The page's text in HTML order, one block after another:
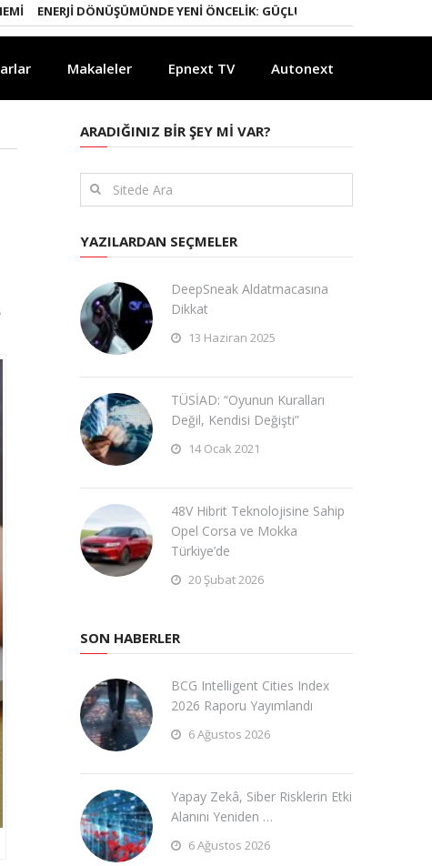
DÖNÜŞÜMÜNDE YENI ÖNCELIK: GÜÇLÜ ELEKTRIK ŞEBEKELERI
Makaleler Epnext TV Autonext
ARADIĞINIZ BIR ŞEY MI VAR?
YAZILARDAN SEÇMELER
DeepSneak Aldatmacasına
Dikkat
13 Haziran 2025
TÜSİAD: “Oyunun Kuralları
Değil, Kendisi Değişti”
14 Ocak 2021
48V Hibrit Teknolojisine Sahip
Opel Corsa ve Mokka
Türkiye’de
20 Şubat 2026
SON HABERLER
BCG Intelligent Cities Index
2026 Raporu Yayımlandı
6 Ağustos 2026
Yapay Zekâ, Siber Risklerin Etki
Alanını Yeniden …
6 Ağustos 2026